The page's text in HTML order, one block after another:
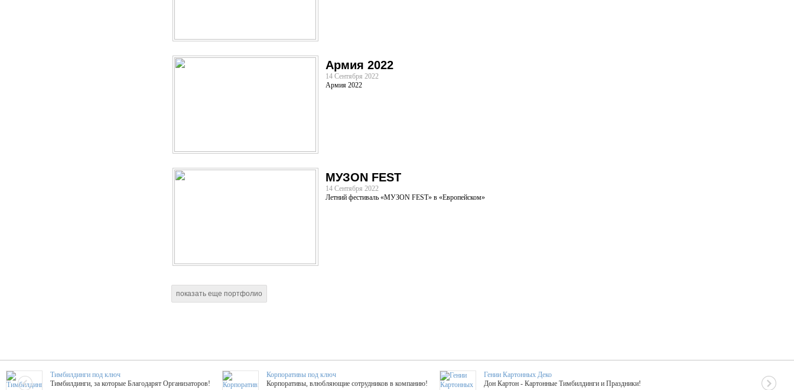
Армия 2022
14 Сентября 2022
Армия 2022
МУЗON FEST
14 Сентября 2022
Летний фестиваль «МУЗON FEST» в «Европейском»
показать еще портфолио
Тимбилдинги под ключ
Тимбилдинги, за которые Благодарят Организаторов!
Корпоративы под ключ
Корпоративы, влюбляющие сотрудников в компанию!
Гении Картонных Деко
Дон Картон - Картонные Тимбилдинги и Праздники!